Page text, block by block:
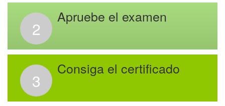
2
Apruebe el examen
3
Consiga el certificado